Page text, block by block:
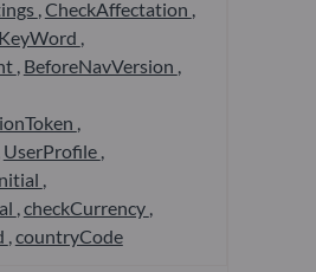
CheckAffectation
KeyWord
BeforeNavVersion
UserProfile
checkCurrency
countryCode